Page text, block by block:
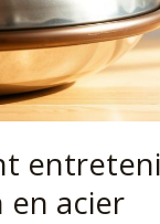
en acier